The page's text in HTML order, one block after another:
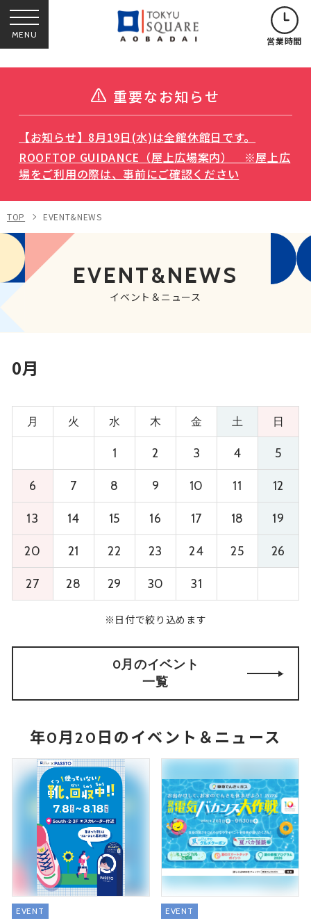
MENU 営業時間
重要なお知らせ
【お知らせ】8月19日(水)は全館休館日です。
ROOFTOP GUIDANCE（屋上広場案内） ※屋上広
場をご利用の際は、事前にご確認ください
TOP EVENT&NEWS
EVENT&NEWS
イベント＆ニュース
0月
月 火 水 木 金 土 日
1 2 3 4 5
6 7 8 9 10 11 12
13 14 15 16 17 18 19
20 21 22 23 24 25 26
27 28 29 30 31
※日付で絞り込めます
0月のイベント
一覧
年0月20日のイベント＆ニュース
EVENT EVENT